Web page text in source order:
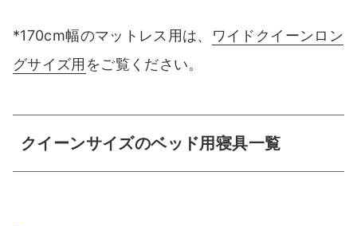
*170cm幅のマットレス用は、
ワイドクイーンロン
グサイズ用 をご覧ください。
クイーンサイズのベッド用寝具一覧